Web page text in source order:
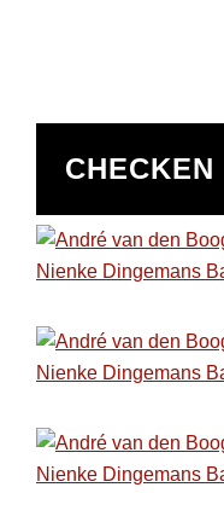
CHECKEN